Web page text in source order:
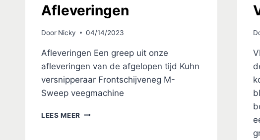
Afleveringen
Door Nicky 04/14/2023
Afleveringen Een greep uit onze
afleveringen van de afgelopen tijd Kuhn
versnipperaar Frontschijveneg M-
Sweep veegmachine
LEES MEER AFLEVERINGEN